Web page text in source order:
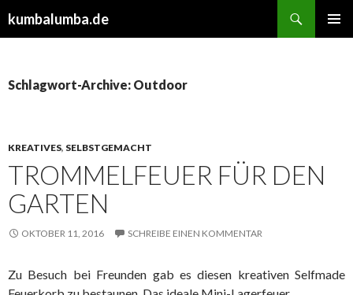
kumbalumba.de
Schlagwort-Archive: Outdoor
KREATIVES, SELBSTGEMACHT
TROMMELFEUER FÜR DEN
GARTEN
OKTOBER 11, 2016 SCHREIBE EINEN KOMMENTAR
Zu Besuch bei Freunden gab es diesen kreativen Selfmade